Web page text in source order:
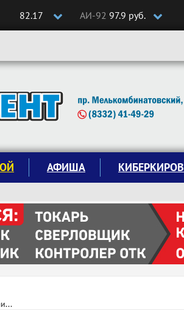
82.17 АИ-92 97.9 руб.
АФИША КИБЕРКИРОВ